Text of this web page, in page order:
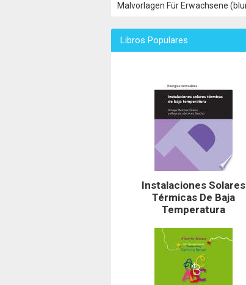
Malvorlagen Für Erwachsene
Libros Populares
Instalaciones Solares
Térmicas De Baja
Temperatura